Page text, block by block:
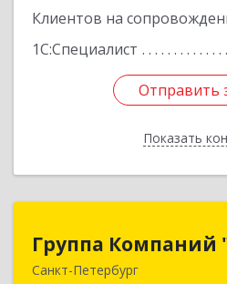
Клиентов на
1С:Специалист
Отправить
Показать
Отправить
Назад
Группа Компаний
Санкт-Петербург
Группа
195112, Санкт-